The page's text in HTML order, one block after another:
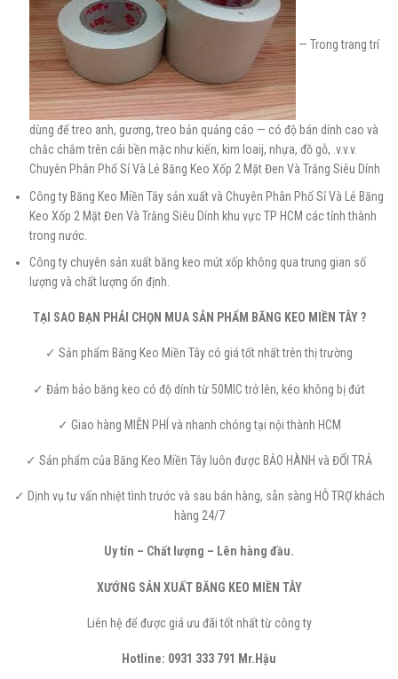
— Trong trang trí
dùng để treo anh, gương, treo bản quảng cáo — có độ bán dính cao và
chắc chắm trên cái bền mặc như kiến, kim loaij, nhựa, đồ gỗ, .v.v.v.
Chuyên Phân Phố Sỉ Và Lẻ Băng Keo Xốp 2 Mặt Đen Và Trắng Siêu Dính
Công ty Băng Keo Miền Tây sản xuất và Chuyên Phân Phố Sỉ Và Lẻ Băng
Keo Xốp 2 Mặt Đen Và Trắng Siêu Dính khu vực TP HCM các tỉnh thành
trong nước.
Công ty chuyên sản xuất băng keo mút xốp không qua trung gian số
lượng và chất lượng ổn định.
TẠI SAO BẠN PHẢI CHỌN MUA SẢN PHẨM BĂNG KEO MIỀN TÂY ?
✓ Sản phẩm Băng Keo Miền Tây có giá tốt nhất trên thị trường
✓ Đảm bảo băng keo có độ dính từ 50MIC trở lên, kéo không bị đứt
✓ Giao hàng MIỄN PHÍ và nhanh chóng tại nội thành HCM
✓ Sản phẩm của Băng Keo Miền Tây luôn được BẢO HÀNH và ĐỔI TRẢ
✓ Dịnh vụ tư vấn nhiệt tình trước và sau bán hàng, sẵn sàng HỖ TRỢ khách
hàng 24/7
Uy tín – Chất lượng – Lên hàng đầu.
XƯỚNG SẢN XUẤT BĂNG KEO MIỀN TÂY
Liên hệ để được giá ưu đãi tốt nhất từ công ty
Hotline: 0931 333 791 Mr.Hậu